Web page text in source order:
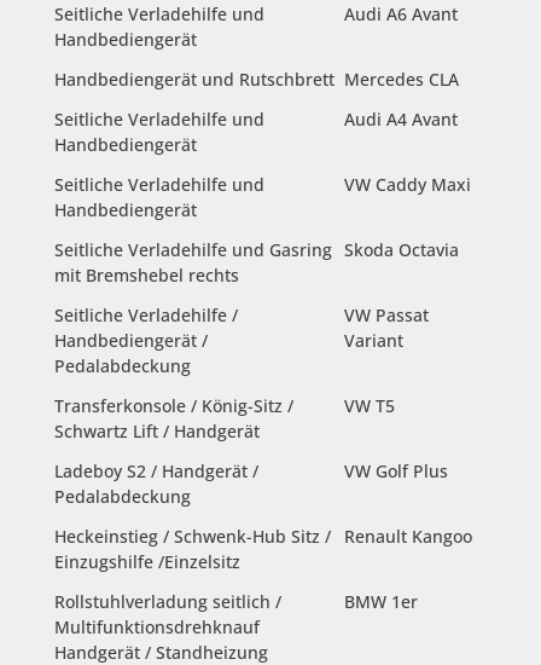
Seitliche Verladehilfe und
Handbediengerät
Audi A6 Avant
Handbediengerät und Rutschbrett Mercedes CLA
Seitliche Verladehilfe und
Handbediengerät
Audi A4 Avant
Seitliche Verladehilfe und
Handbediengerät
VW Caddy Maxi
Seitliche Verladehilfe und Gasring
mit Bremshebel rechts
Skoda Octavia
Seitliche Verladehilfe /
Handbediengerät /
Pedalabdeckung
VW Passat
Variant
Transferkonsole / König-Sitz /
Schwartz Lift / Handgerät
VW T5
Ladeboy S2 / Handgerät /
Pedalabdeckung
VW Golf Plus
Heckeinstieg / Schwenk-Hub Sitz /
Einzugshilfe /Einzelsitz
Renault Kangoo
Rollstuhlverladung seitlich /
Multifunktionsdrehknauf
Handgerät / Standheizung
BMW 1er